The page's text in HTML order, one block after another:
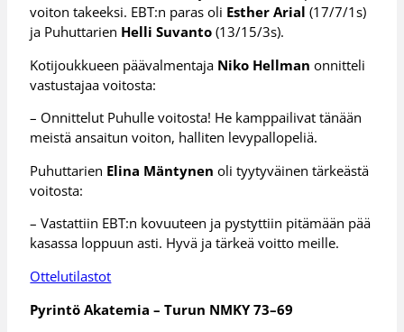
voiton takeeksi. EBT:n paras oli Esther Arial (17/7/1s)
ja Puhuttarien Helli Suvanto (13/15/3s).
Kotijoukkueen päävalmentaja Niko Hellman onnitteli
vastustajaa voitosta:
– Onnittelut Puhulle voitosta! He kamppailivat tänään
meistä ansaitun voiton, halliten levypallopeliä.
Puhuttarien Elina Mäntynen oli tyytyväinen tärkeästä
voitosta:
– Vastattiin EBT:n kovuuteen ja pystyttiin pitämään pää
kasassa loppuun asti. Hyvä ja tärkeä voitto meille.
Ottelutilastot
Pyrintö Akatemia – Turun NMKY 73–69